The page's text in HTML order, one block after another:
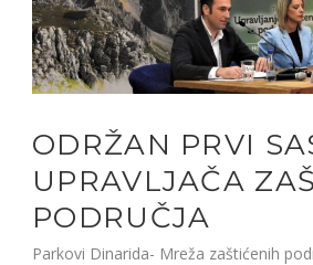
ODRŽAN PRVI
UPRAVLJAČA
PODRUČJA
Parkovi Dinarida- Mreža zaštićenih